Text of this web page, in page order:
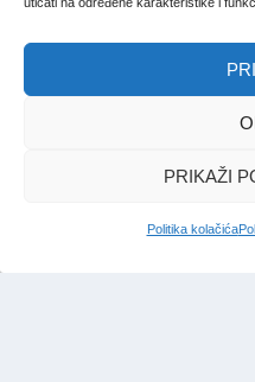
PRIKAŽI
Politika kolačića